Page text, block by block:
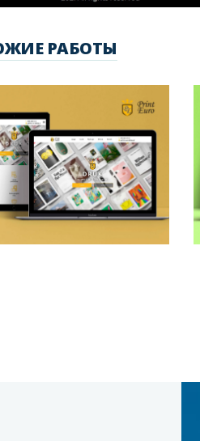
РАБОТЫ